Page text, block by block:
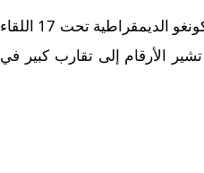
الديمقراطية تحت 17
اللقاء
الأرقام إلى تقارب كبير في